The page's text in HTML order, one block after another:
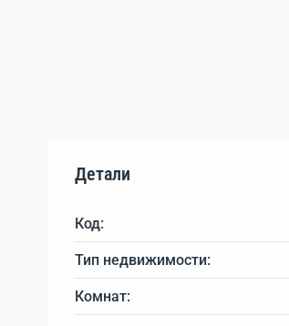
Детали
Код:
Тип недвижимости:
Комнат: